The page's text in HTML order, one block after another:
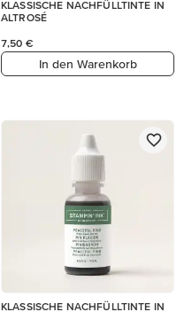
KLASSISCHE NACHFÜLLTINTE IN
ALTROSÉ
7,50 €
In den Warenkorb
KLASSISCHE NACHFÜLLTINTE IN